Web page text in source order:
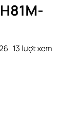
13 lượt xem